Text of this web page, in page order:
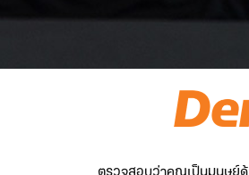
ตรวจสอบว่าคุณเป็นมนุษย์ด้